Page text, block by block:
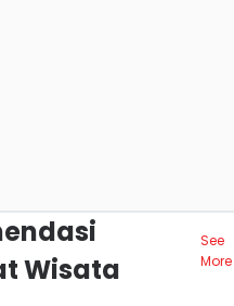
Wisata
See
More